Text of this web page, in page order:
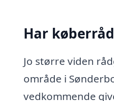
Har
Jo større viden
område i
vedkommende